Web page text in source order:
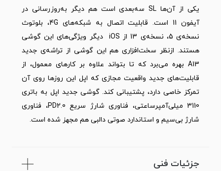
یکی از آن‌ها SL سه‌بعدی است هم دیگر به‌روزرسانی در
آیفون 11 است. قابلیت اتصال به شبکه­‌های 4G، بلوتوث
نسخه‌ی 5، نسخه­‌ی 13 از iOS دیگر ویژگی‌های این گوشی
هستند. ازنظر سخت‌‌افزاری هم این گوشی از تراشه­‌ی جدید
A13 بهره می‌برد که تا بتواند علاوه بر کارهای معمول، از
قابلیت‌های جدید واقعیت مجازی که اپل این روزها روی آن
تمرکز خاصی دارد، پشتیبانی کند. گوشی جدید اپل به باتری
3110 میلی‌آمپرساعتی، فناوری شارژ سریع PD2.0، فناوری
شارژ بی‎‌سیم و استاندارد صوتی دالبی هم مجهز شده است.
جزئیات فنی